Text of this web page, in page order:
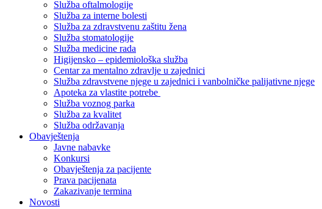
Služba oftalmologije
Služba za interne bolesti
Služba za zdravstvenu zaštitu žena
Služba stomatologije
Služba medicine rada
Higijensko – epidemiološka služba
Centar za mentalno zdravlje u zajednici
Služba zdravstvene njege u zajednici i vanbolničke palijativne njege
Apoteka za vlastite potrebe
Služba voznog parka
Služba za kvalitet
Služba održavanja
Obavještenja
Javne nabavke
Konkursi
Obavještenja za pacijente
Prava pacijenata
Zakazivanje termina
Novosti